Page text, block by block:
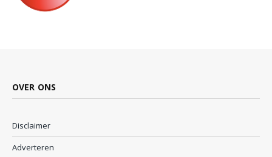
OVER ONS
Disclaimer
Adverteren